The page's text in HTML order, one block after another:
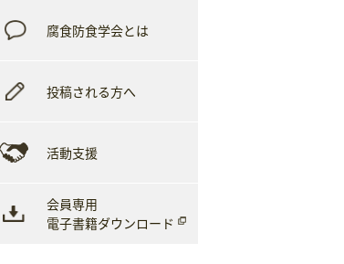
腐食防食学会とは
投稿される方へ
活動支援
会員専用
電子書籍ダウンロード